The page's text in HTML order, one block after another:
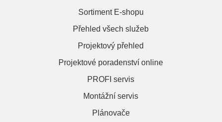
Sortiment E-shopu
Přehled všech služeb
Projektový přehled
Projektové poradenství online
PROFI servis
Montážní servis
Plánovače